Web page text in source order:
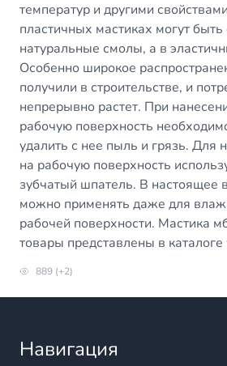
температур и другими
пластичных мастиках могут быть
натуральные смолы, а в
Особенно широкое
получили в строительстве, и
непрерывно растет. При
рабочую поверхность
удалить с нее пыль и грязь. Для
на рабочую поверхность
зубчатый шпатель. В настоящее
можно применять даже для
рабочей поверхности. Мастика
товары представлены в
889 (+2)
Навигация